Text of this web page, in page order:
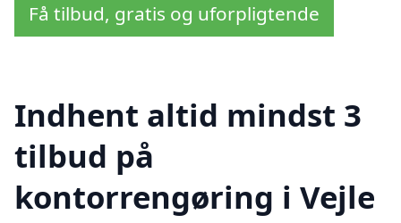
Få tilbud, gratis og uforpligtende
Indhent altid mindst 3
tilbud på
kontorrengøring i Vejle